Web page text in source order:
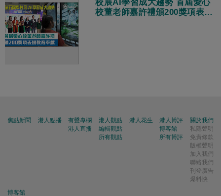
校展AI學習成大趨勢 首屆愛心
校董老師嘉許禮頒200獎項表揚
焦點新聞 港人點播
有聲專欄
港人直播
港人觀點
編輯觀點
所有觀點
港人花生
港人博評
博客館
所有博評
關於我們
私隱聲明
免責條款
版權聲明
加入我們
聯絡我們
刊登廣告
爆料快
博客館